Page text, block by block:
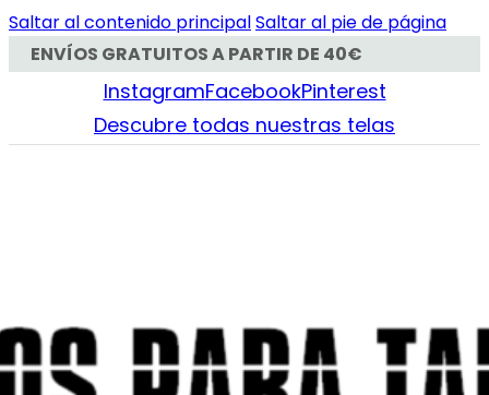
Saltar al contenido principalSaltar al pie de página
ENVÍOS GRATUITOS A PARTIR DE 40€
InstagramFacebookPinterest
Descubre todas nuestras telas